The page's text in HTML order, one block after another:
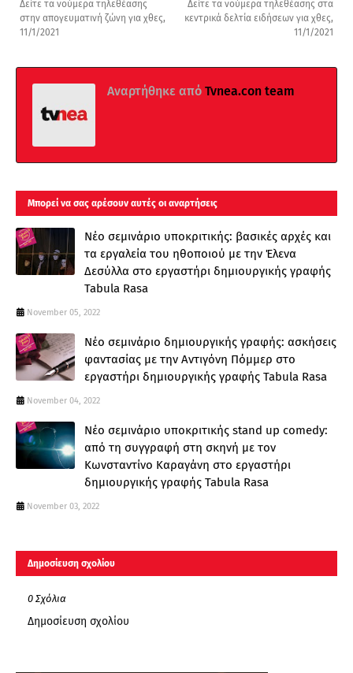
Δείτε τα νούμερα τηλεθέασης στα
κεντρικά δελτία ειδήσεων για χθες,
11/1/2021
Δείτε τα νούμερα τηλεθέασης
στην απογευματινή ζώνη για χθες,
11/1/2021
Αναρτήθηκε από Tvnea.con team
Μπορεί να σας αρέσουν αυτές οι αναρτήσεις
Νέο σεμινάριο υποκριτικής: βασικές αρχές και
τα εργαλεία του ηθοποιού με την Έλενα
Δεσύλλα στο εργαστήρι δημιουργικής γραφής
Tabula Rasa
November 05, 2022
Νέο σεμινάριο δημιουργικής γραφής: ασκήσεις
φαντασίας με την Αντιγόνη Πόμμερ στο
εργαστήρι δημιουργικής γραφής Tabula Rasa
November 04, 2022
Νέο σεμινάριο υποκριτικής stand up comedy:
από τη συγγραφή στη σκηνή με τον
Κωνσταντίνο Καραγάνη στο εργαστήρι
δημιουργικής γραφής Tabula Rasa
November 03, 2022
Δημοσίευση σχολίου
0 Σχόλια
Δημοσίευση σχολίου